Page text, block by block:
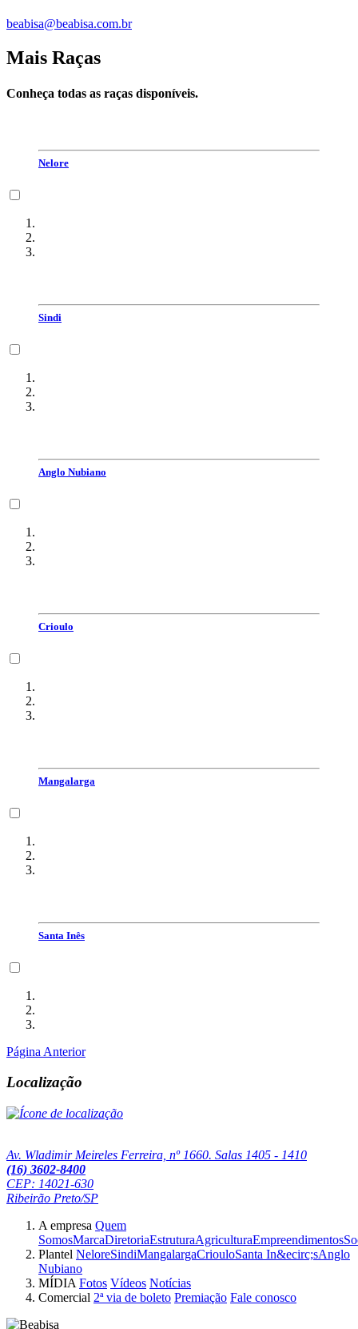
beabisa@beabisa.com.br
Mais Raças
Conheça todas as raças disponíveis.
Nelore
Sindi
Anglo Nubiano
Crioulo
Mangalarga
Santa Inês
Página Anterior
Localização
Av. Wladimir Meireles Ferreira, nº 1660. Salas 1405 - 1410
(16) 3602-8400
CEP: 14021-630
Ribeirão Preto/SP
A empresa Quem
SomosMarcaDiretoriaEstruturaAgriculturaEmpreendimentos
Plantel NeloreSindiMangalargaCriouloSanta In&ecirc;sAnglo
Nubiano
MÍDIA Fotos Vídeos Notícias
Comercial 2ª via de boleto Premiação Fale conosco